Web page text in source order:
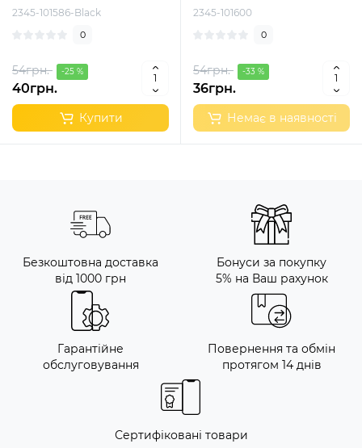
2345-101586-Black
0
54грн. -25 %
40грн.
Купити
2345-101600
0
54грн. -33 %
36грн.
Немає в наявності
Безкоштовна доставка
від 1000 грн
Бонуси за покупку
5% на Ваш рахунок
Гарантійне
обслуговування
Повернення та обмін
протягом 14 днів
Сертифіковані товари